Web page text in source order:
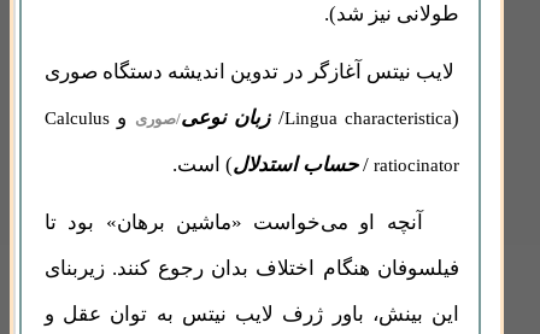
طولانی نیز شد).
لایب نیتس آغازگر در تدوین اندیشه دستگاه صوری
(
Lingua characteristica
/زبان نوعی/صوری و Calculus
ratiocinator
/حساب استدلال) است.
آنچه او می‌خواست «ماشین برهان» بود تا
فیلسوفان هنگام اختلاف بدان رجوع کنند. زیربنای
این بینش، باور ژرف لایب نیتس به توان عقل و